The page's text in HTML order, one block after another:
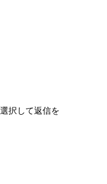
択して返信を